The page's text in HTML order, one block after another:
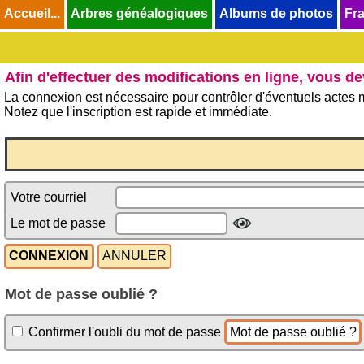
Accueil... Arbres généalogiques Albums de photos
Afin d'effectuer des modifications en ligne, vous
La connexion est nécessaire pour contrôler d'éventuels actes
Notez que l'inscription est rapide et immédiate.
Votre courriel
Le mot de passe
Mot de passe oublié ?
Confirmer l'oubli du mot de passe
Accueil... Arbres généalogiques Albums de photos